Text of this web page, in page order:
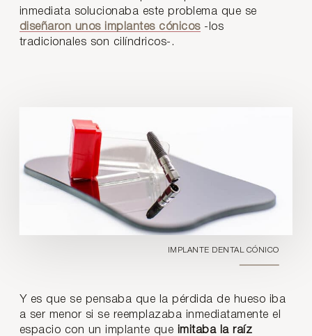
inmediata solucionaba este problema que se
diseñaron unos implantes cónicos-los
tradicionales son cilíndricos-.
IMPLANTE DENTAL CÓNICO
Y es que se pensaba que la pérdida de hueso iba
a ser menor si se reemplazaba inmediatamente el
espacio con un implante que imitaba la raíz